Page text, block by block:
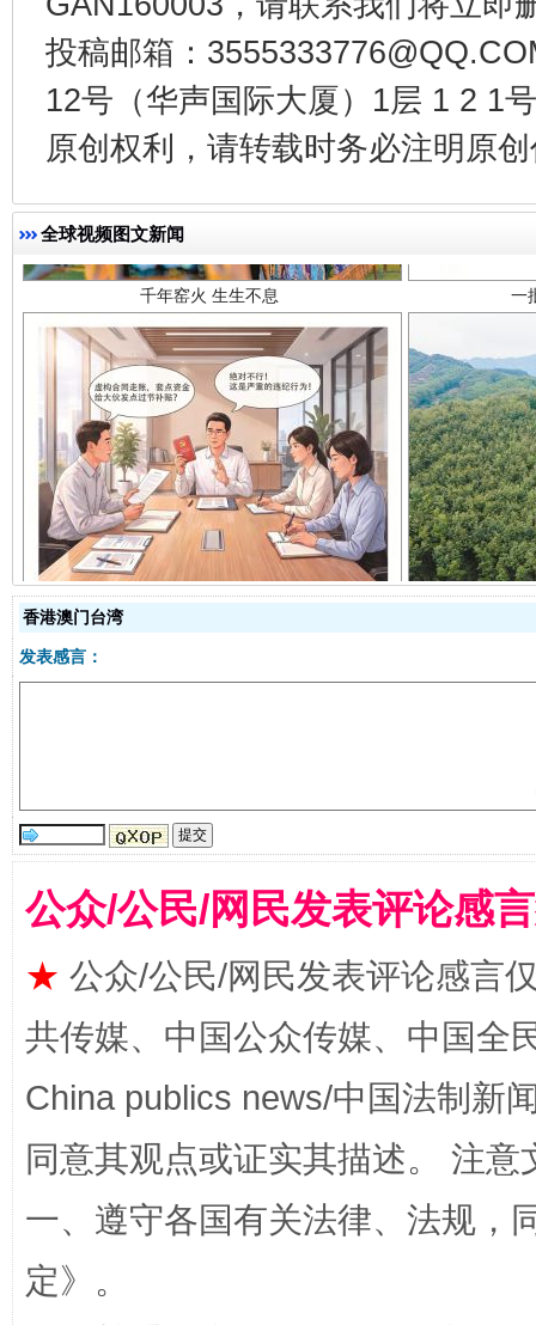
投稿邮箱：
12号（华声国际大厦）1层 1 2 1
原创权利，请转载时务必注明原
全球视频图文新闻
千年窑火 生生不息 一
揭开“小金库”的免责幌子
全民健身五年计划来了！等你上场
香港澳门台湾
发表感言：
公众/公民/网民发表评论感
★ 公众/公民/网民发表评论感言
共传媒、中国公众传媒、中国全
China publics news/中国法制新
同意其观点或证实其描述。 注
一、遵守各国有关法律、法规，
定》。